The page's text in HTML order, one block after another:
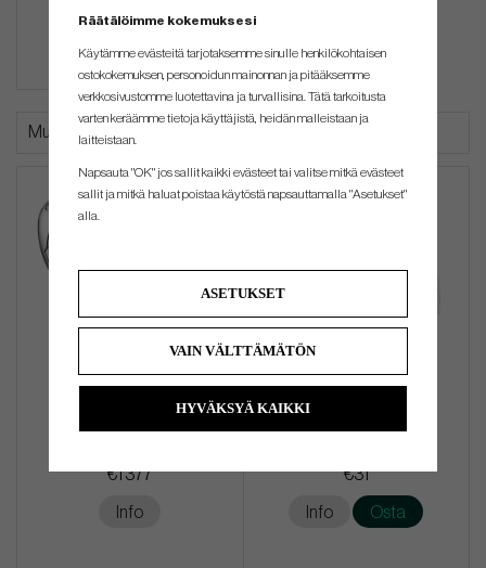
€495€675
Muut ostivat myös
Ping i240 - 6 irons (custom)
€1 377
Info
Callaway Playing Through
Trucker - Black
€31
Info Osta
Räätälöimme kokemuksesi
Käytämme evästeitä tarjotaksemme sinulle henkilökohtaisen
ostokokemuksen, personoidun mainonnan ja pitääksemme
verkkosivustomme luotettavina ja turvallisina. Tätä tarkoitusta
varten keräämme tietoja käyttäjistä, heidän malleistaan ​​ja
laitteistaan.
Napsauta "OK" jos sallit kaikki evästeet tai valitse mitkä evästeet
sallit ja mitkä haluat poistaa käytöstä napsauttamalla "Asetukset"
alla.
ASETUKSET
VAIN VÄLTTÄMÄTÖN
HYVÄKSYÄ KAIKKI